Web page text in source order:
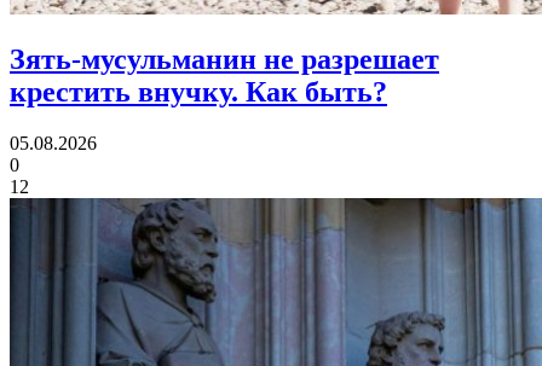
Зять-мусульманин не разрешает
крестить внучку. Как быть?
05.08.2026
0
12